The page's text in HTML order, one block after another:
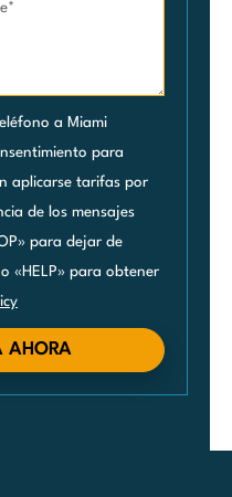
a Miami
para
aplicarse tarifas por
de los mensajes
para dejar de
«HELP» para obtener
AHORA